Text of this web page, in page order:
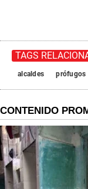
TAGS
alcaldes prófugos